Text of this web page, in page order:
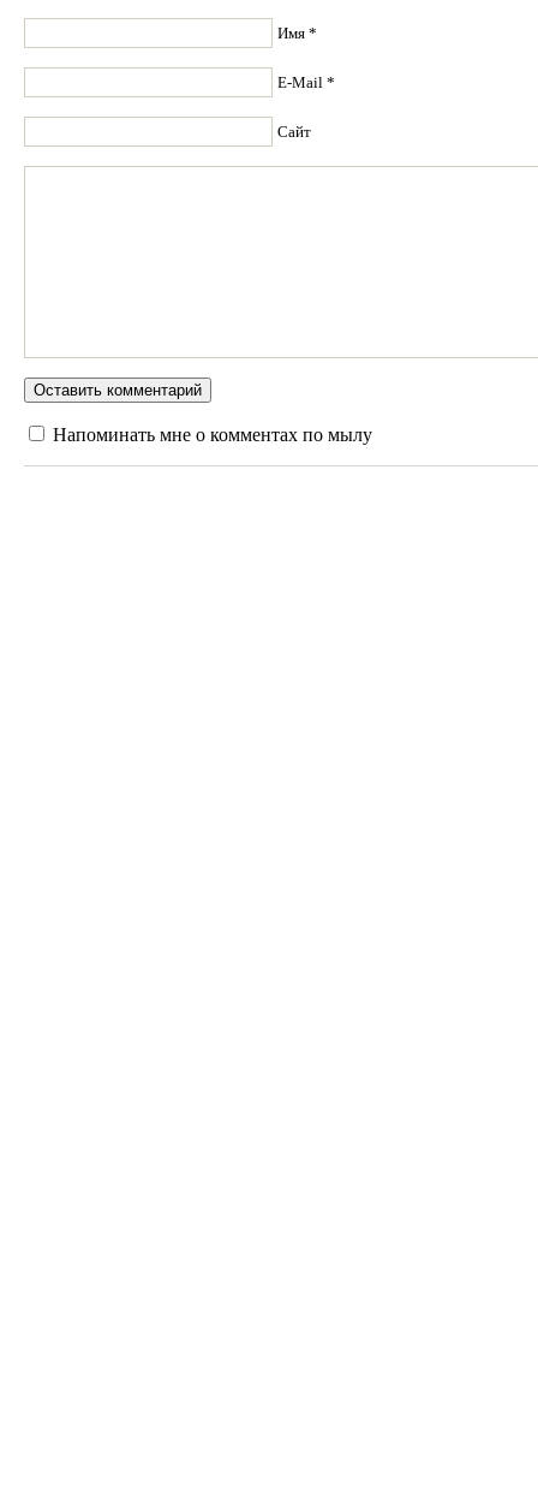
Имя *
E-Mail *
Сайт
Напоминать мне о комментах по мылу